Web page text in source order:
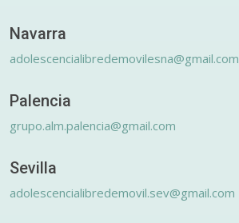
Navarra
adolescencialibredemovilesna@gmail.com
Palencia
grupo.alm.palencia@gmail.com
Sevilla
adolescencialibredemovil.sev@gmail.com